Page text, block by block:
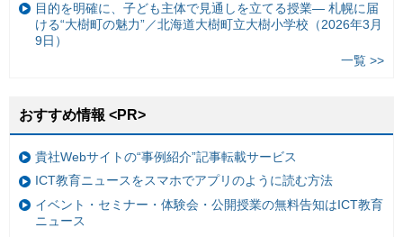
目的を明確に、子ども主体で見通しを立てる授業— 札幌に届
ける“大樹町の魅力”／北海道大樹町立大樹小学校（2026年3月
9日）
一覧 >>
おすすめ情報 <PR>
貴社Webサイトの“事例紹介”記事転載サービス
ICT教育ニュースをスマホでアプリのように読む方法
イベント・セミナー・体験会・公開授業の無料告知はICT教育
ニュース